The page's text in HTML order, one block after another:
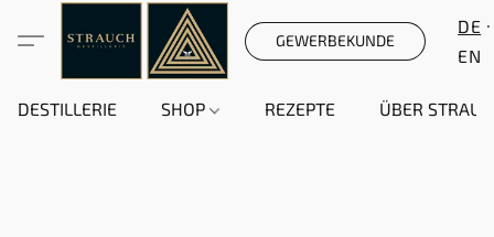
GEWERBEKUNDE
DE
EN
DESTILLERIE SHOP REZEPTE ÜBER